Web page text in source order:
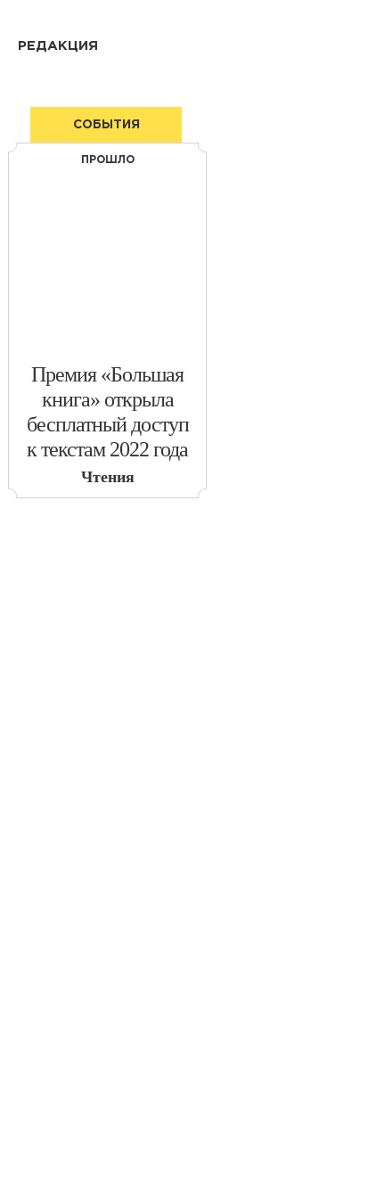
РЕДАКЦИЯ
СОБЫТИЯ
ПРОШЛО
​Премия «Большая
книга» открыла
бесплатный доступ
к текстам 2022 года
Чтения